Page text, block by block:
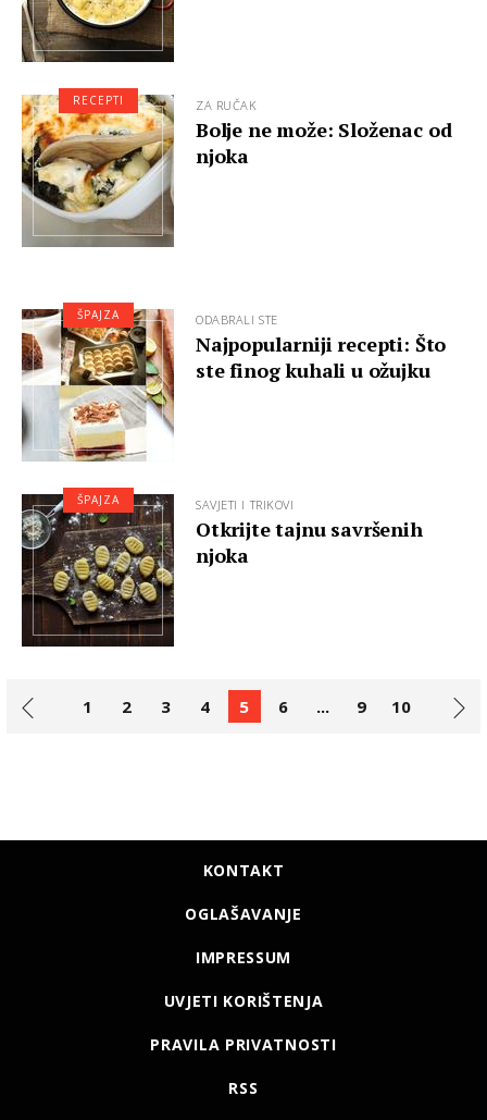
ZA RUČAK
Bolje ne može: Složenac od
njoka
RECEPTI
ODABRALI STE
Najpopularniji recepti: Što
ste finog kuhali u ožujku
ŠPAJZA
SAVJETI I TRIKOVI
Otkrijte tajnu savršenih
njoka
ŠPAJZA
1 2 3 4 5 6 ... 9 10
KONTAKT
OGLAŠAVANJE
IMPRESSUM
UVJETI KORIŠTENJA
PRAVILA PRIVATNOSTI
RSS